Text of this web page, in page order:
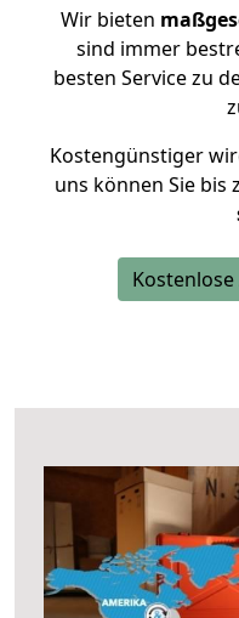
Wir bieten
sind immer
besten Service zu
Kostengünstiger
uns können Sie bis